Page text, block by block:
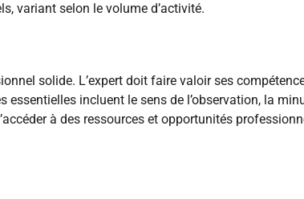
variant selon le volume d’activité.
solide. L’expert doit faire valoir ses
incluent le sens de l’observation, la
à des ressources et opportunités